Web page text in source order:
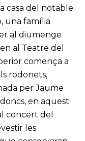
casa del notable
una família
al diumenge
al Teatre del
comença a
rodonets,
per Jaume
en aquest
concert del
les